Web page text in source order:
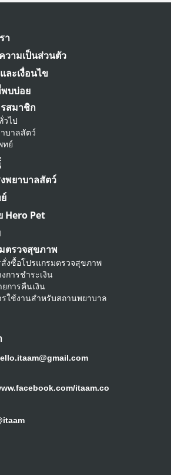
า
วามเป็นส่วนตัว
ละเงื่อนไข
บบ่อย
สมาชิก
วไป
บาลสัตว์
ทย์
พยาบาลสัตว์
Hero Pet
ตรวจสุขภาพ
งซื้อโปรแกรมตรวจสุขภาพ
การชำระเงิน
การคืนเงิน
รใช้งานสำหรับสถานพยาบาล
itaam.co